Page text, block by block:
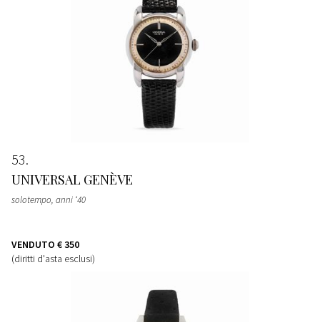
53
UNIVERSAL GENÈVE
solotempo, anni ‘40
VENDUTO € 350
(diritti d'asta esclusi)